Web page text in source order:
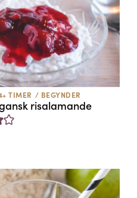
TIMER / BEGYNDER
risalamande